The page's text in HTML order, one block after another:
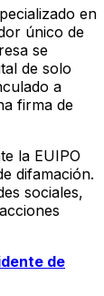
en
único de
se
de solo
a
firma de
la EUIPO
difamación.
sociales,
de